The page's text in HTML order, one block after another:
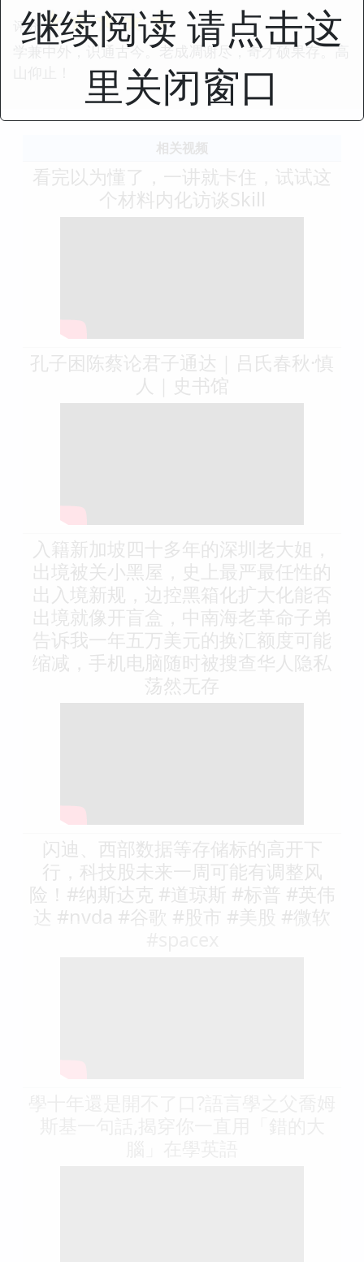
评分 ☆☆☆☆☆
学兼中外，识通古今。老成凋谢尽，奇才硕果存。高
相关视频
看完以为懂了，一讲就卡住，试试这
个材料内化访谈Skill
孔子困陈蔡论君子通达｜吕氏春秋·慎
人｜史书馆
入籍新加坡四十多年的深圳老大姐，
出境被关小黑屋，史上最严最任性的
出入境新规，边控黑箱化扩大化能否
出境就像开盲盒，中南海老革命子弟
告诉我一年五万美元的换汇额度可能
缩减，手机电脑随时被搜查华人隐私
荡然无存
闪迪、西部数据等存储标的高开下
行，科技股未来一周可能有调整风
险！#纳斯达克 #道琼斯 #标普 #英伟
达 #nvda #谷歌 #股市 #美股 #微软
继续阅读 请点击这
里关闭窗口